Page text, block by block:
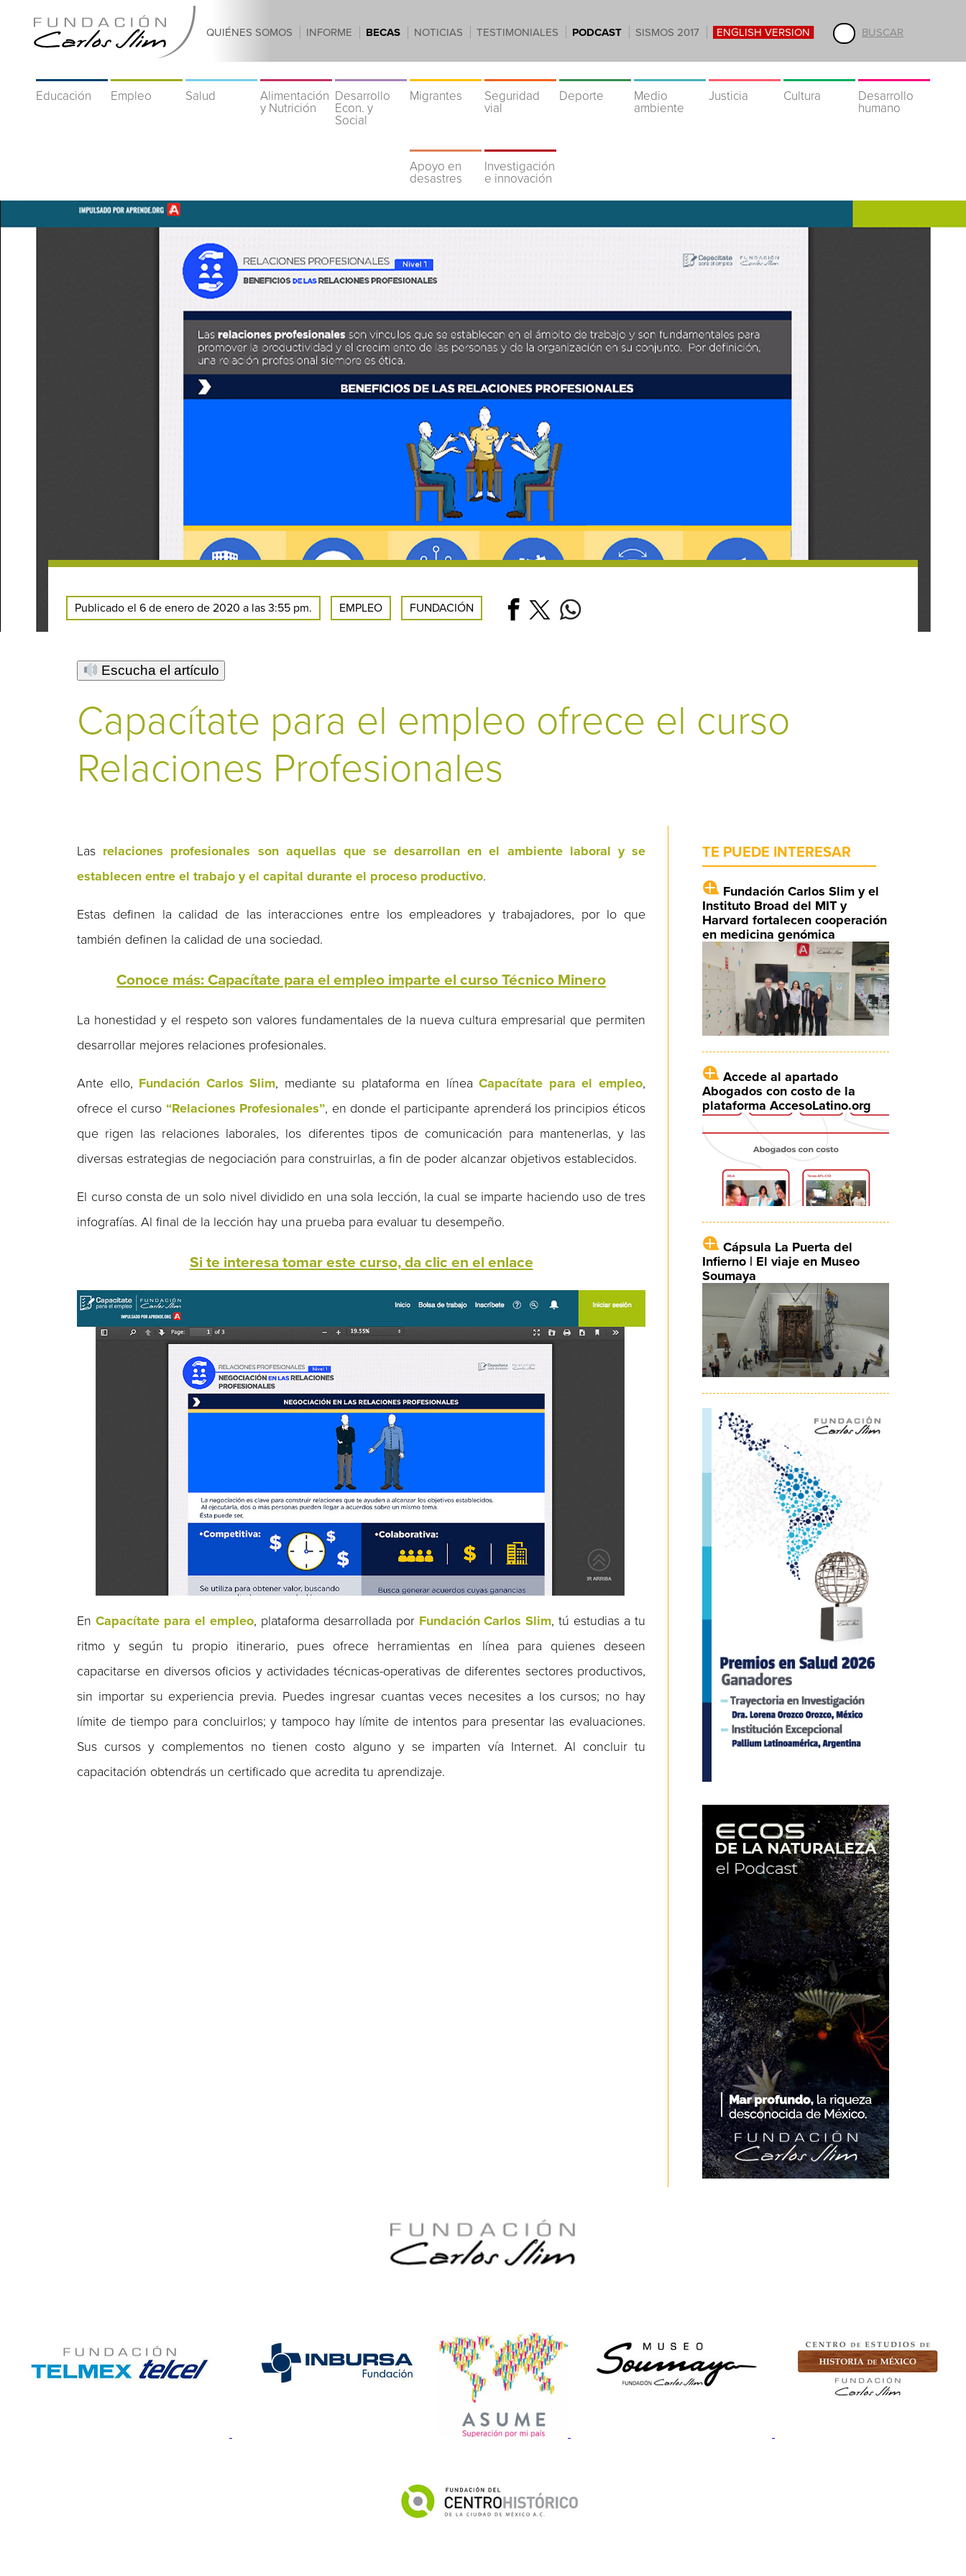
BUSCAR
QUIÉNES SOMOS INFORME BECAS NOTICIAS TESTIMONIALES PODCAST SISMOS 2017 ENGLISH VERSION
Educación Empleo Salud
Alimentación
y Nutrición
Desarrollo
Econ. y
Social
Migrantes
Seguridad
vial
Deporte
Medio
ambiente
Justicia Cultura
Desarrollo
humano
Apoyo en
desastres
Investigación
e innovación
Publicado el 6 de enero de 2020 a las 3:55 pm. EMPLEO FUNDACIÓN
Escucha el artículo
Capacítate para el empleo ofrece el curso
Relaciones Profesionales
Las relaciones profesionales son aquellas que se desarrollan en el ambiente laboral y se
establecen entre el trabajo y el capital durante el proceso productivo.
Estas definen la calidad de las interacciones entre los empleadores y trabajadores, por lo que
también definen la calidad de una sociedad.
Conoce más: Capacítate para el empleo imparte el curso Técnico Minero
La honestidad y el respeto son valores fundamentales de la nueva cultura empresarial que permiten
desarrollar mejores relaciones profesionales.
Ante ello, Fundación Carlos Slim, mediante su plataforma en líneaCapacítate para el empleo,
ofrece el curso “Relaciones Profesionales”, en donde el participante aprenderá los principios éticos
que rigen las relaciones laborales, los diferentes tipos de comunicación para mantenerlas, y las
diversas estrategias de negociación para construirlas, a fin de poder alcanzar objetivos establecidos.
El curso consta de un solo nivel dividido en una sola lección, la cual se imparte haciendo uso de tres
infografías. Al final de la lección hay una prueba para evaluar tu desempeño.
Si te interesa tomar este curso, da clic en el enlace
EnCapacítate para el empleo, plataforma desarrollada por Fundación Carlos Slim, tú estudias a tu
ritmo y según tu propio itinerario, pues ofrece herramientas en línea para quienes deseen
capacitarse en diversos oficios y actividades técnicas-operativas de diferentes sectores productivos,
sin importar su experiencia previa. Puedes ingresar cuantas veces necesites a los cursos; no hay
límite de tiempo para concluirlos; y tampoco hay límite de intentos para presentar las evaluaciones.
Sus cursos y complementos no tienen costo alguno y se imparten vía Internet. Al concluir tu
capacitación obtendrás un certificado que acredita tu aprendizaje.
TE PUEDE INTERESAR
Fundación Carlos Slim y el
Instituto Broad del MIT y
Harvard fortalecen cooperación
en medicina genómica
Accede al apartado
Abogados con costo de la
plataforma AccesoLatino.org
Cápsula La Puerta del
Infierno | El viaje en Museo
Soumaya